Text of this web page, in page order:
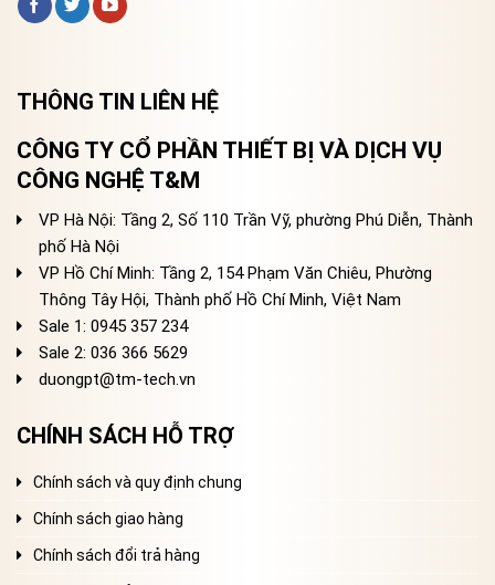
THÔNG TIN LIÊN HỆ
CÔNG TY CỔ PHẦN THIẾT BỊ VÀ DỊCH VỤ
CÔNG NGHỆ T&M
VP Hà Nội: Tầng 2, Số 110 Trần Vỹ, phường Phú Diễn, Thành
phố Hà Nội
VP Hồ Chí Minh: Tầng 2, 154 Phạm Văn Chiêu, Phường
Thông Tây Hội, Thành phố Hồ Chí Minh, Việt Nam
Sale 1: 0945 357 234
Sale 2: 036 366 5629
duongpt@tm-tech.vn
CHÍNH SÁCH HỖ TRỢ
Chính sách và quy định chung
Chính sách giao hàng
Chính sách đổi trả hàng